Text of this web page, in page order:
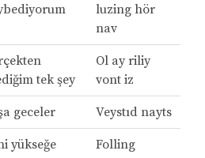
luzing hör
nav
tek şey
Ol ay riliy
vont iz
geceler Veystıd nayts
yükseğe
Folling